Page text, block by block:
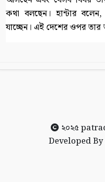
কথা বলছেন। হান্টার
যাচ্ছেন। এই দেশের ওপর তার
২০২৫
Developed By